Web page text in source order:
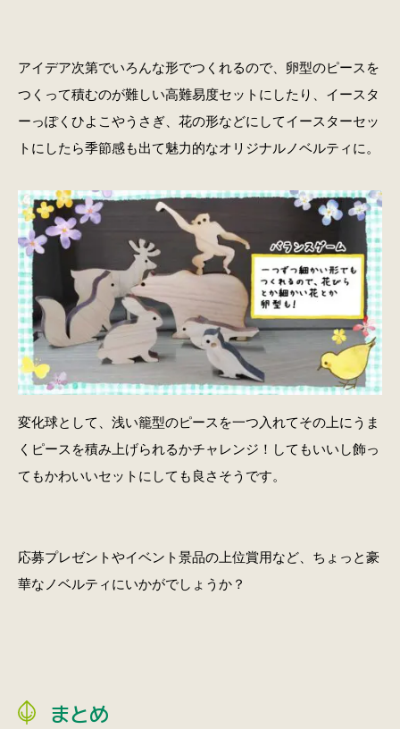
アイデア次第でいろんな形でつくれるので、卵型のピースを
つくって積むのが難しい高難易度セットにしたり、イースタ
ーっぽくひよこやうさぎ、花の形などにしてイースターセッ
トにしたら季節感も出て魅力的なオリジナルノベルティに。
変化球として、浅い籠型のピースを一つ入れてその上にうま
くピースを積み上げられるかチャレンジ！してもいいし飾っ
てもかわいいセットにしても良さそうです。
応募プレゼントやイベント景品の上位賞用など、ちょっと豪
華なノベルティにいかがでしょうか？
まとめ